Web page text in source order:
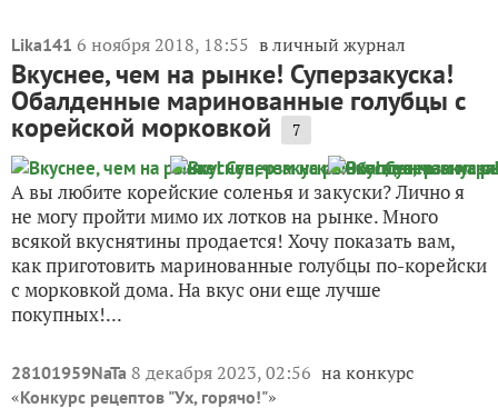
Lika141 6 ноября 2018, 18:55 в личный журнал
Вкуснее, чем на рынке! Суперзакуска!
Обалденные маринованные голубцы с
корейской морковкой 7
А вы любите корейские соленья и закуски? Лично я
не могу пройти мимо их лотков на рынке. Много
всякой вкуснятины продается! Хочу показать вам,
как приготовить маринованные голубцы по-корейски
с морковкой дома. На вкус они еще лучше
покупных!...
28101959NaTa 8 декабря 2023, 02:56 на конкурс
«Конкурс рецептов "Ух, горячо!"»